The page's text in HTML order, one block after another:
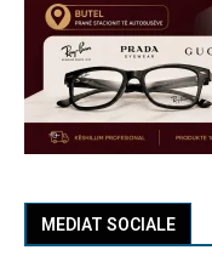
MEDIAT SOCIALE